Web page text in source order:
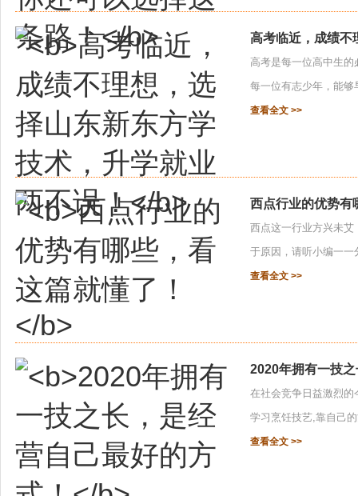
高考临近，成绩不
高考是每一位高中生
每一位有志少年，能
查看全文 >>
西点行业的优势有
西点这一行业方兴未
于原因，请听小编一一
查看全文 >>
2020年拥有一技
在社会竞争日益激烈
学习烹饪技艺,靠自己
查看全文 >>